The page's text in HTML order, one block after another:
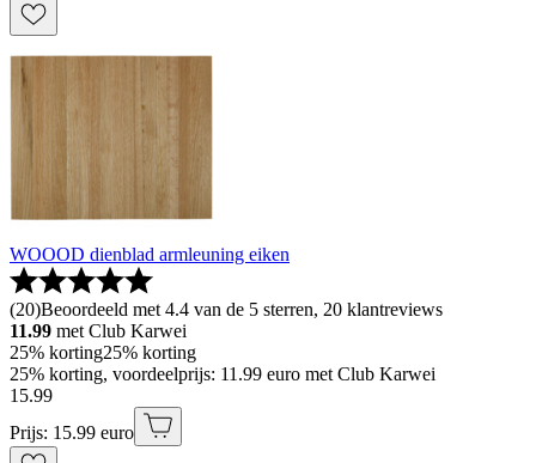
WOOOD dienblad armleuning eiken
(20)Beoordeeld met 4.4 van de 5 sterren, 20 klantreviews
11.99 met Club Karwei
25% korting25% korting
25% korting, voordeelprijs: 11.99 euro met Club Karwei
15.99
Prijs: 15.99 euro